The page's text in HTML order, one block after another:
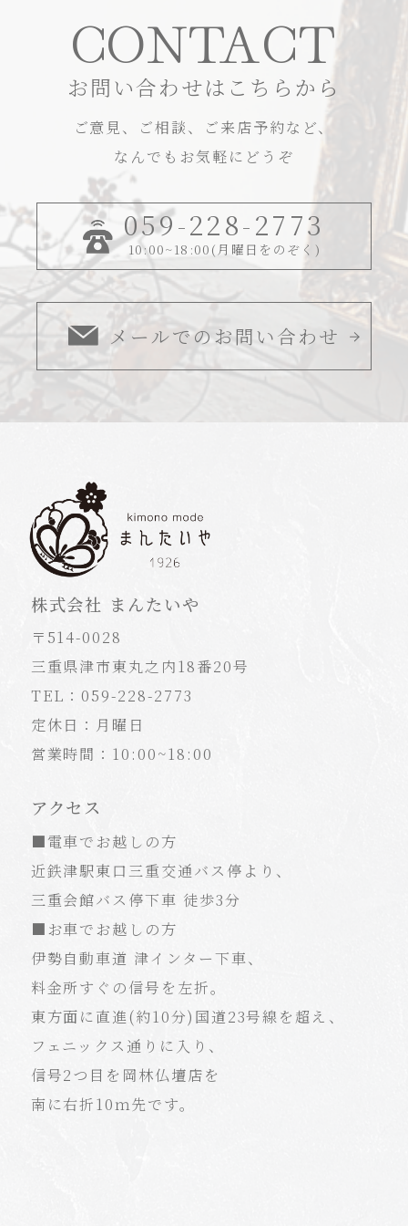
CONTACT
お問い合わせはこちらから
ご意見、ご相談、ご来店予約など、
なんでもお気軽にどうぞ
059-228-2773
10:00~18:00(月曜日をのぞく)
メールでのお問い合わせ
株式会社 まんたいや
〒514-0028
三重県津市東丸之内18番20号
TEL：059-228-2773
定休日：月曜日
営業時間：10:00~18:00
アクセス
■電車でお越しの方
近鉄津駅東口三重交通バス停より、
三重会館バス停下車 徒歩3分
■お車でお越しの方
伊勢自動車道 津インター下車、
料金所すぐの信号を左折。
東方面に直進(約10分)国道23号線を超え、
フェニックス通りに入り、
信号2つ目を岡林仏壇店を
南に右折10ｍ先です。